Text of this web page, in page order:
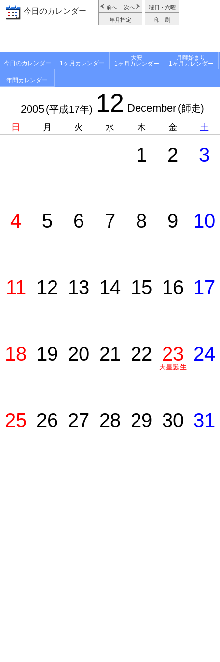
今日のカレンダー 前へ 次へ
年月指定
曜日・六曜
印 刷
今日のカレンダー 1ヶ月カレンダー
大安
1ヶ月カレンダー
月曜始まり
1ヶ月カレンダー
年間カレンダー
2005(平成17年) 12 December(師走)
日 月 火 水 木 金 土
1 2 3
4 5 6 7 8 9 10
11 12 13 14 15 16 17
18 19 20 21 22 23
天皇誕生
24
25 26 27 28 29 30 31